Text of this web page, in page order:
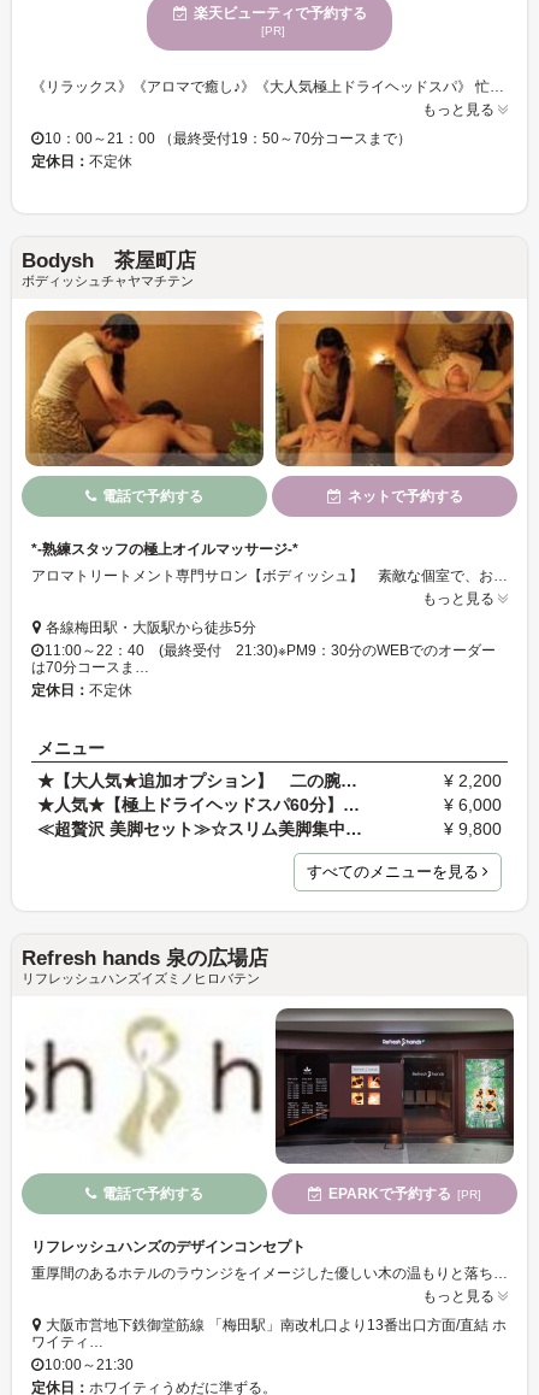
楽天ビューティで予約する
[PR]
もっと見る
10：00～21：00 （最終受付19：50～70分コースまで）
定休日： 不定休
Bodysh 茶屋町店
ボディッシュチャヤマチテン
電話で予約する ネットで予約する
*-熟練スタッフの極上オイルマッサージ-*
もっと見る
各線梅田駅・大阪駅から徒歩5分
11:00～22：40 (最終受付 21:30)※PM9：30分のWEBでのオーダー
は70分コースま…
定休日： 不定休
メニュー
★【大人気★追加オプション】 二の腕ほっそり リン…
¥ 2,200
★人気★【極上ドライヘッドスパ60分】頭・首・肩・デ…
¥ 6,000
≪超贅沢 美脚セット≫☆スリム美脚集中＋全身アロマリ…
¥ 9,800
すべてのメニューを見る
Refresh hands 泉の広場店
リフレッシュハンズイズミノヒロバテン
電話で予約する EPARKで予約する [PR]
リフレッシュハンズのデザインコンセプト
重厚間のあるホテルのラウンジをイメージした優しい木の温もりと落ちついた色で癒される空間です。
もっと見る
大阪市営地下鉄御堂筋線 「梅田駅」南改札口より13番出口方面/直結 ホ
ワイティ…
10:00～21:30
定休日： ホワイティうめだに準ずる。